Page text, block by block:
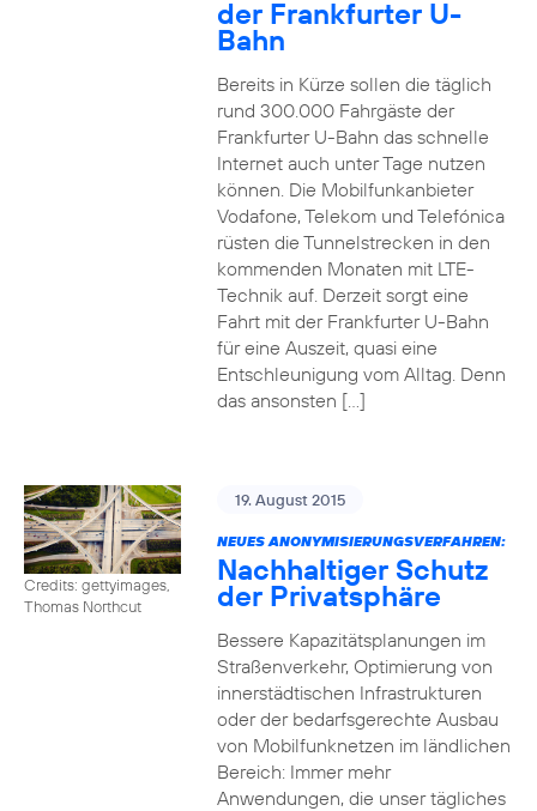
der Frankfurter U-
Bahn
Bereits in Kürze sollen die täglich
rund 300.000 Fahrgäste der
Frankfurter U-Bahn das schnelle
Internet auch unter Tage nutzen
können. Die Mobilfunkanbieter
Vodafone, Telekom und Telefónica
rüsten die Tunnelstrecken in den
kommenden Monaten mit LTE-
Technik auf. Derzeit sorgt eine
Fahrt mit der Frankfurter U-Bahn
für eine Auszeit, quasi eine
Entschleunigung vom Alltag. Denn
das ansonsten […]
Credits: gettyimages,
Thomas Northcut
19. August 2015
NEUES ANONYMISIERUNGSVERFAHREN:
Nachhaltiger Schutz
der Privatsphäre
Bessere Kapazitätsplanungen im
Straßenverkehr, Optimierung von
innerstädtischen Infrastrukturen
oder der bedarfsgerechte Ausbau
von Mobilfunknetzen im ländlichen
Bereich: Immer mehr
Anwendungen, die unser tägliches